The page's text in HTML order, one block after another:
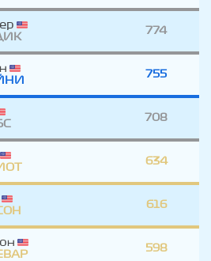
774
755
708
634
616
598